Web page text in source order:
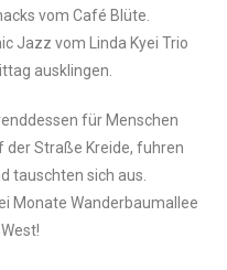
vom Café Blüte.
Jazz vom Linda Kyei Trio
ausklingen.
für Menschen
Straße Kreide, fuhren
tauschten sich aus.
Monate Wanderbaumallee